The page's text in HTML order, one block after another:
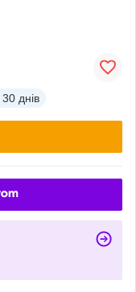
30 днів